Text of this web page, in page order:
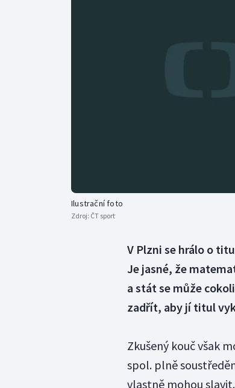
Ilustrační foto
Zdroj: ČT sport
V Plzni se hrálo o
Je jasné, že
a stát se může
zadřít, aby jí titul
Zkušený kouč však
spol. plně
vlastně mohou